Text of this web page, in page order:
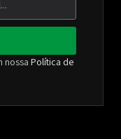
nossa Política de